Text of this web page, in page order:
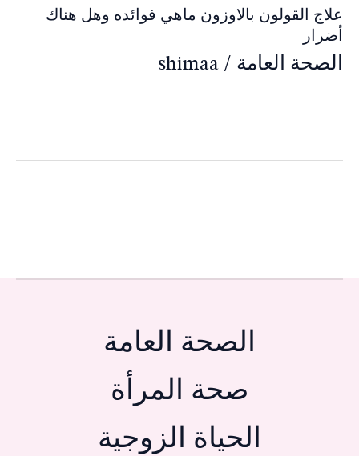
علاج القولون بالاوزون ماهي فوائده وهل هناك
أضرار
الصحة العامة /
shimaa
الصحة العامة
صحة المرأة
الحياة الزوجية